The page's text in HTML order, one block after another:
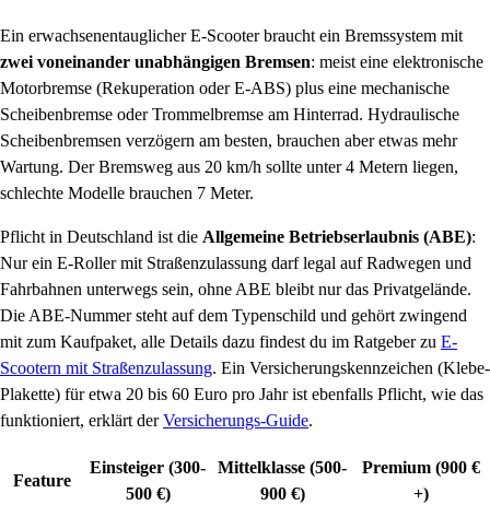
Ein erwachsenentauglicher E-Scooter braucht ein Bremssystem mit
zwei voneinander unabhängigen Bremsen: meist eine elektronische
Motorbremse (Rekuperation oder E-ABS) plus eine mechanische
Scheibenbremse oder Trommelbremse am Hinterrad. Hydraulische
Scheibenbremsen verzögern am besten, brauchen aber etwas mehr
Wartung. Der Bremsweg aus 20 km/h sollte unter 4 Metern liegen,
schlechte Modelle brauchen 7 Meter.
Pflicht in Deutschland ist die Allgemeine Betriebserlaubnis (ABE):
Nur ein E-Roller mit Straßenzulassung darf legal auf Radwegen und
Fahrbahnen unterwegs sein, ohne ABE bleibt nur das Privatgelände.
Die ABE-Nummer steht auf dem Typenschild und gehört zwingend
mit zum Kaufpaket, alle Details dazu findest du im Ratgeber zu E-
Scootern mit Straßenzulassung. Ein Versicherungskennzeichen (Klebe-
Plakette) für etwa 20 bis 60 Euro pro Jahr ist ebenfalls Pflicht, wie das
funktioniert, erklärt derVersicherungs-Guide.
Feature
Einsteiger (300-
500 €)
Mittelklasse (500-
900 €)
Premium (900 €
+)